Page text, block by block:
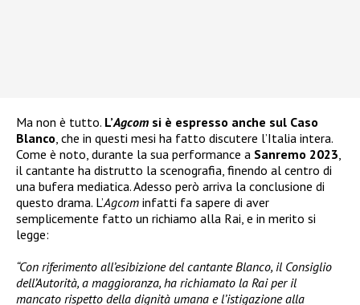
Ma non è tutto. L’Agcom si è espresso anche sul Caso
Blanco, che in questi mesi ha fatto discutere l’Italia intera.
Come è noto, durante la sua performance a Sanremo 2023,
il cantante ha distrutto la scenografia, finendo al centro di
una bufera mediatica. Adesso però arriva la conclusione di
questo drama. L’Agcom infatti fa sapere di aver
semplicemente fatto un richiamo alla Rai, e in merito si
legge:
“Con riferimento all’esibizione del cantante Blanco, il Consiglio
dell’Autorità, a maggioranza, ha richiamato la Rai per il
mancato rispetto della dignità umana e l’istigazione alla